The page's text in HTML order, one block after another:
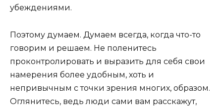
убеждениями.
Поэтому думаем. Думаем всегда, когда что-то
говорим и решаем. Не поленитесь
проконтролировать и выразить для себя свои
намерения более удобным, хоть и
непривычным с точки зрения многих, образом.
Оглянитесь, ведь люди сами вам расскажут,